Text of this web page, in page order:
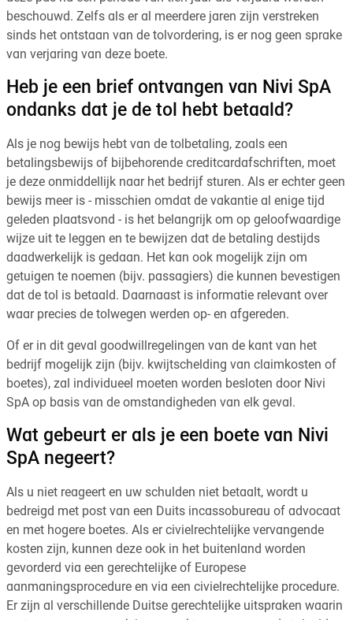
beschouwd. Zelfs als er al meerdere jaren zijn verstreken
sinds het ontstaan van de tolvordering, is er nog geen sprake
van verjaring van deze boete.
Heb je een brief ontvangen van Nivi SpA
ondanks dat je de tol hebt betaald?
Als je nog bewijs hebt van de tolbetaling, zoals een
betalingsbewijs of bijbehorende creditcardafschriften, moet
je deze onmiddellijk naar het bedrijf sturen. Als er echter geen
bewijs meer is - misschien omdat de vakantie al enige tijd
geleden plaatsvond - is het belangrijk om op geloofwaardige
wijze uit te leggen en te bewijzen dat de betaling destijds
daadwerkelijk is gedaan. Het kan ook mogelijk zijn om
getuigen te noemen (bijv. passagiers) die kunnen bevestigen
dat de tol is betaald. Daarnaast is informatie relevant over
waar precies de tolwegen werden op- en afgereden.
Of er in dit geval goodwillregelingen van de kant van het
bedrijf mogelijk zijn (bijv. kwijtschelding van claimkosten of
boetes), zal individueel moeten worden besloten door Nivi
SpA op basis van de omstandigheden van elk geval.
Wat gebeurt er als je een boete van Nivi
SpA negeert?
Als u niet reageert en uw schulden niet betaalt, wordt u
bedreigd met post van een Duits incassobureau of advocaat
en met hogere boetes. Als er civielrechtelijke vervangende
kosten zijn, kunnen deze ook in het buitenland worden
gevorderd via een gerechtelijke of Europese
aanmaningsprocedure en via een civielrechtelijke procedure.
Er zijn al verschillende Duitse gerechtelijke uitspraken waarin